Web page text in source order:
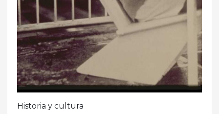
Historia y cultura